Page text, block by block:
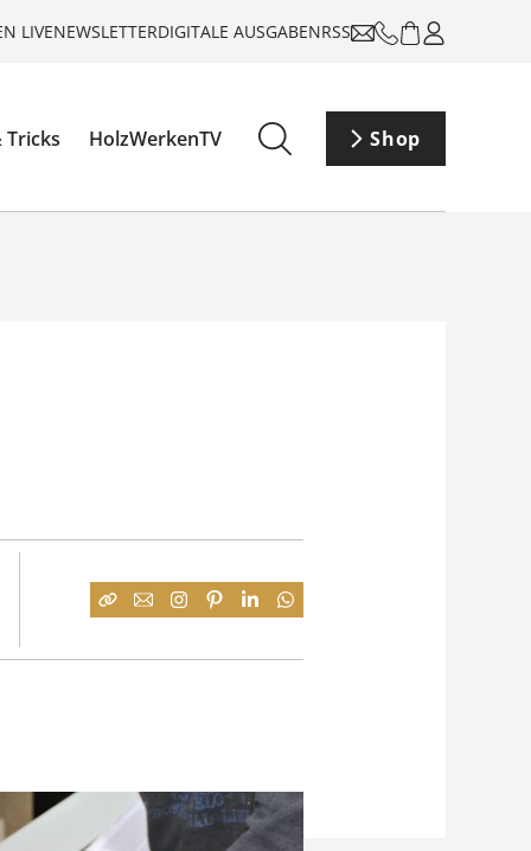
LIVENEWSLETTERDIGITALE AUSGABENRSS
Tricks HolzWerkenTV Shop